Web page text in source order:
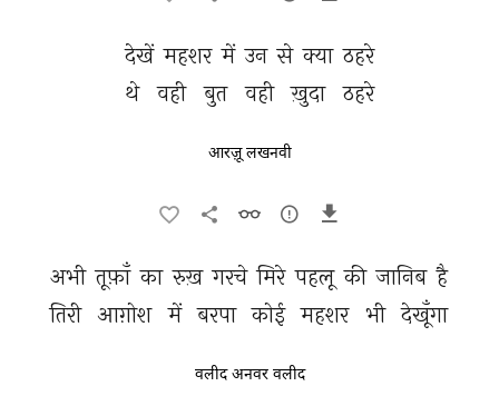
देखें महशर में उन से क्या ठहरे
थे वही बुत वही ख़ुदा ठहरे
आरज़ू लखनवी
अभी तूफ़ाँ का रुख़ गरचे मिरे पहलू की जानिब है
तिरी आग़ोश में बरपा कोई महशर भी देखूँगा
वलीद अनवर वलीद